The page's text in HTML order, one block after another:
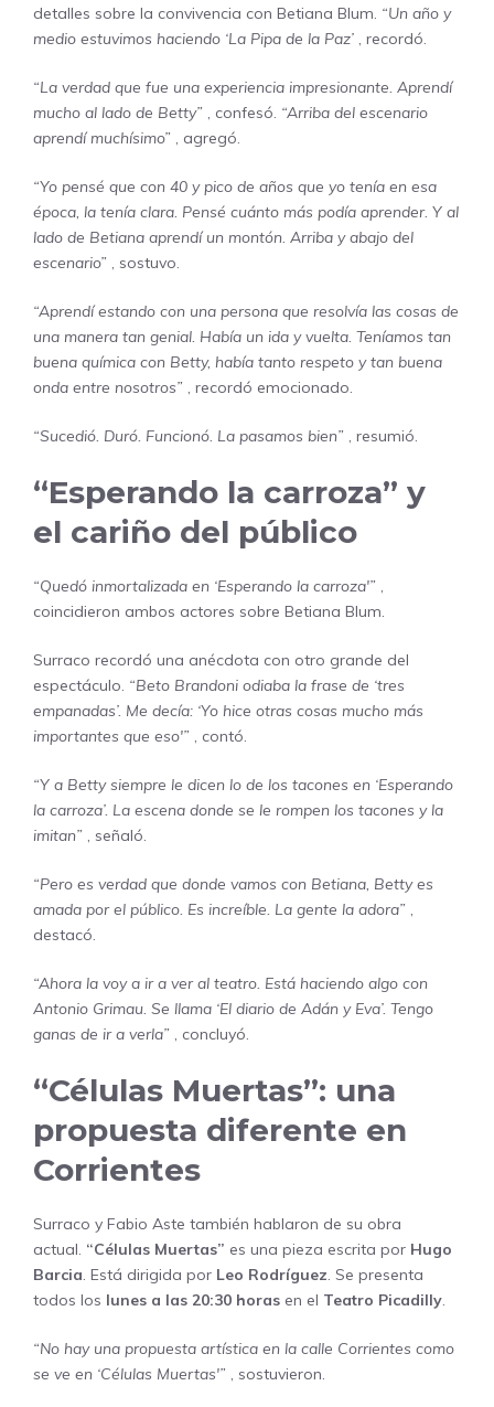
detalles sobre la convivencia con Betiana Blum. “Un año y
medio estuvimos haciendo ‘La Pipa de la Paz’ , recordó.
“La verdad que fue una experiencia impresionante. Aprendí
mucho al lado de Betty” , confesó. “Arriba del escenario
aprendí muchísimo” , agregó.
“Yo pensé que con 40 y pico de años que yo tenía en esa
época, la tenía clara. Pensé cuánto más podía aprender. Y al
lado de Betiana aprendí un montón. Arriba y abajo del
escenario” , sostuvo.
“Aprendí estando con una persona que resolvía las cosas de
una manera tan genial. Había un ida y vuelta. Teníamos tan
buena química con Betty, había tanto respeto y tan buena
onda entre nosotros” , recordó emocionado.
“Sucedió. Duró. Funcionó. La pasamos bien” , resumió.
“Esperando la carroza” y
el cariño del público
“Quedó inmortalizada en ‘Esperando la carroza'” ,
coincidieron ambos actores sobre Betiana Blum.
Surraco recordó una anécdota con otro grande del
espectáculo. “Beto Brandoni odiaba la frase de ‘tres
empanadas’. Me decía: ‘Yo hice otras cosas mucho más
importantes que eso'” , contó.
“Y a Betty siempre le dicen lo de los tacones en ‘Esperando
la carroza’. La escena donde se le rompen los tacones y la
imitan” , señaló.
“Pero es verdad que donde vamos con Betiana, Betty es
amada por el público. Es increíble. La gente la adora” ,
destacó.
“Ahora la voy a ir a ver al teatro. Está haciendo algo con
Antonio Grimau. Se llama ‘El diario de Adán y Eva’. Tengo
ganas de ir a verla” , concluyó.
“Células Muertas”: una
propuesta diferente en
Corrientes
Surraco y Fabio Aste también hablaron de su obra
actual. “Células Muertas” es una pieza escrita por Hugo
Barcia. Está dirigida por Leo Rodríguez. Se presenta
todos los lunes a las 20:30 horas en el Teatro Picadilly.
“No hay una propuesta artística en la calle Corrientes como
se ve en ‘Células Muertas'” , sostuvieron.